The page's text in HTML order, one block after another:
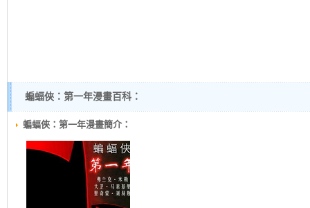
蝙蝠俠：第一年漫畫百科：
蝙蝠俠：第一年漫畫簡介：